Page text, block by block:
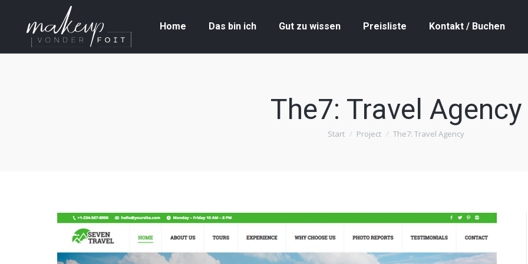
Home Das bin ich Gut zu wissen Preisliste Kontakt / Buchen
The7: Travel Agency
Sie befinden sich hier:
Start Project The7: Travel Agency
Home Das bin ich Gut zu wissen Preisliste Kontakt / Buchen